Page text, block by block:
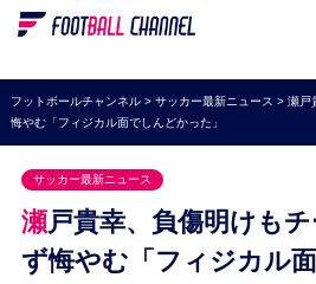
WEリーグ
海外サッカー
プレミアリーグ
ラ・リーガ
セリエA
ブンデスリーガ
フットボールチャンネル> サッカー最新ニュース > 瀬戸
悔やむ「フィジカル面でしんどかった」
サッカー最新ニュース
瀬戸貴幸、負傷明けもチームに貢献でき
ず悔やむ「フィジカル